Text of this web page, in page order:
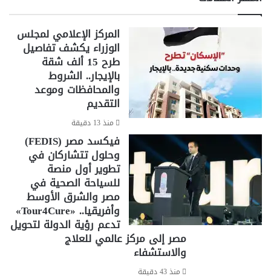
تردد قناة براعم على الرسيفر
تردد قناة براعم قطر
تردد قناة براعم للأطفال
تردد قناة براعم نايل سات
ضبط تردد قناة براعم
قناة براعم عرب سات
قناة براعم للأطفال 2025
قناة براعم نايل سات
ج
ا
ح
ت
ر
ا
ف
ي
ف
ي
ا
نٍ
ل
ف
ي
2
0
2
5
المركز الإعلامي لمجلس
الوزراء يكشف تفاصيل
طرح 15 ألف شقة
بالإيجار.. الشروط
والمحافظات وموعد
التقديم
منذ 13 دقيقة
فيكسد مصر (FEDIS)
وحلول تتشاركان في
تطوير أول منصة
للسياحة الصحية في
مصر والشرق الأوسط
وأفريقيا.. «Tour4Cure»
تدعم رؤية الدولة لتحويل
مصر إلى مركز عالمي للعلاج
والاستشفاء
منذ 43 دقيقة